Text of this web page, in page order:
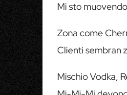
Mi sto
Zona come
Clienti sembran
Mischio Vodka,